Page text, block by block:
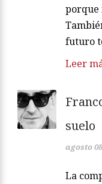
porque
futuro
Leer
suelo
agosto
La